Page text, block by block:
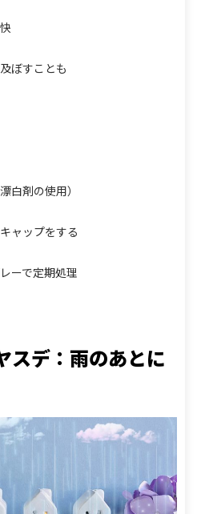
ぼすことも
白剤の使用）
ャップをする
ーで定期処理
スデ：雨のあとに